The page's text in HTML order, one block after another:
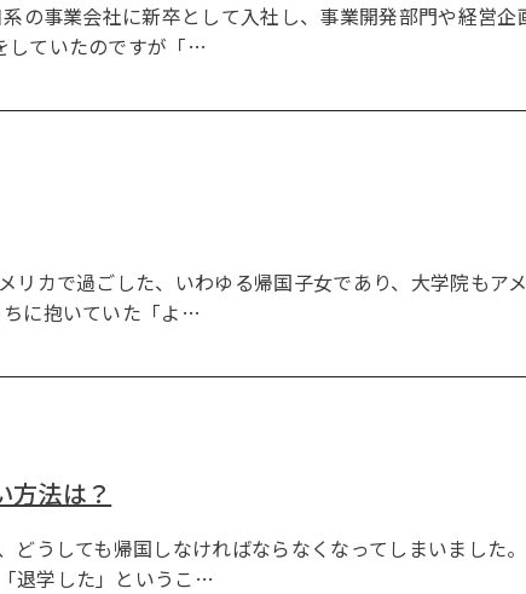
の事業会社に新卒として入社し、事業開発部門や経営企
していたのですが「…
カで過ごした、いわゆる帰国子女であり、大学院もア
に抱いていた「よ…
法は？
うしても帰国しなければならなくなってしまいました
退学した」というこ…